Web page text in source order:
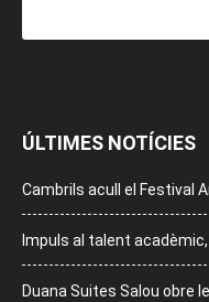
ÚLTIMES NOTÍCIES
Cambrils acull el Festival
Impuls al talent
Duana Suites Salou obre